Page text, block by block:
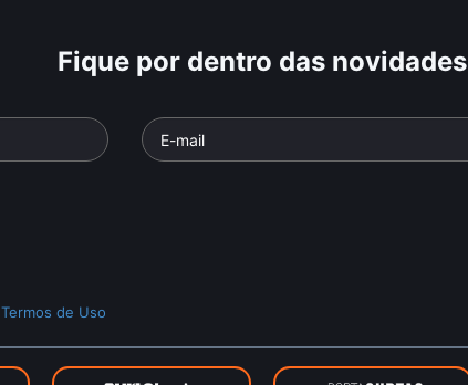
Fique por dentro das novidades
|Termos de Uso